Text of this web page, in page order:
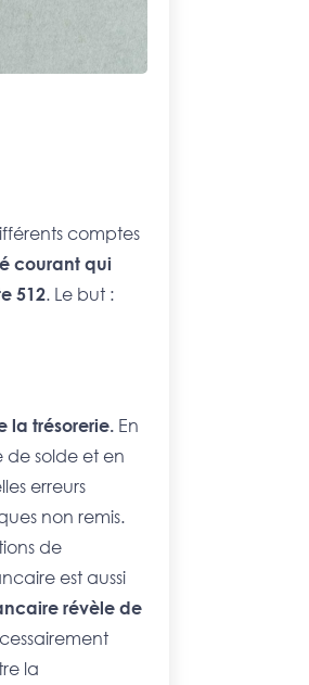
comptes
courant qui
512. Le but :
la trésorerie. En
solde et en
erreurs
non remis.
de
est aussi
révèle de
la